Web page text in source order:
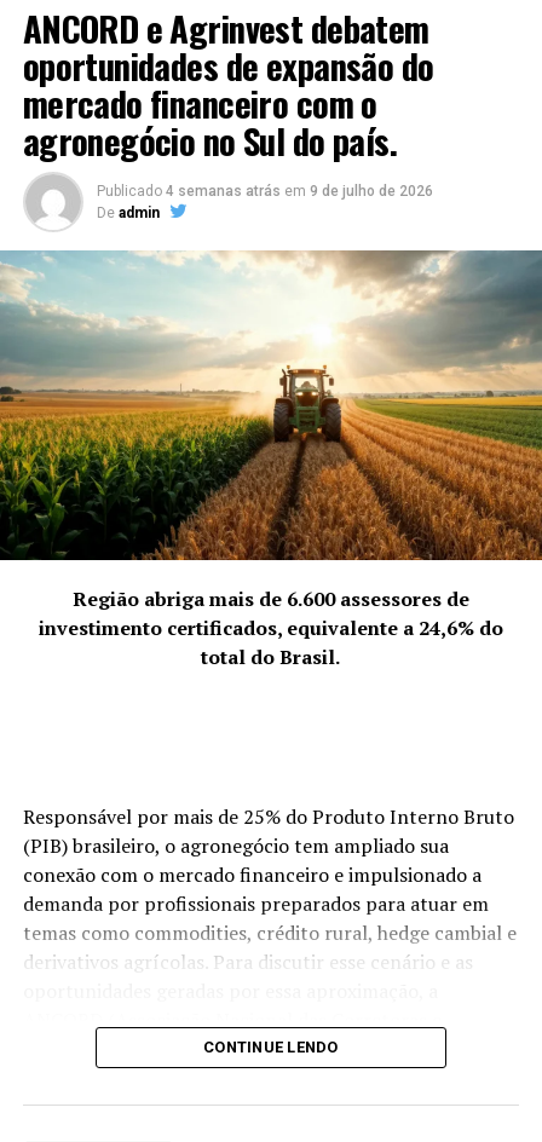
Ver essa foto no Instagram
Uma publicação compartilhada por
(@samella_vinter1)
Vale lembrar que a modelo já foi capa de revistas como
Playboy, Sexy e Egobrazil e já se prepara para mais um
Na última semana a modelo comemorou seu pré
convidados na Itália.
ANCORD e Agrinvest debatem
oportunidades de expansão do
mercado financeiro com o
agronegócio no Sul do país.
Publicado 4 semanas atrás em 9 de julho de 2026
De admin
Região abriga mais de 6.600 assessores de
investimento certificados, equivalente a 24,6% do
total do Brasil.
Responsável por mais de 25% do Produto Interno Bruto
(PIB) brasileiro, o agronegócio tem ampliado sua
conexão com o mercado financeiro e impulsionado a
demanda por profissionais preparados para atuar em
temas como commodities, crédito rural, hedge cambial e
derivativos agrícolas. Para discutir esse cenário e as
Distribuidoras de Títulos e Valores Mobiliários, Câmbio e
no dia 8 de julho (quarta-feira), às 19h, em Curitiba (PR),
o Encontro de profissionais do mercado financeiro que
CONTINUE LENDO